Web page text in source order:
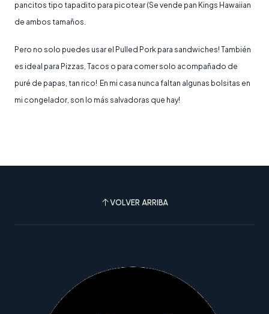
pancitos tipo tapadito para picotear (Se vende pan Kings Hawaiian
de ambos tamaños.
Pero no solo puedes usar el Pulled Pork para sandwiches! También
es ideal para Pizzas, Tacos o para comer solo acompañado de
puré de papas, tan rico! En mi casa nunca faltan algunas bolsitas en
mi congelador, son lo más salvadoras que hay!
VOLVER ARRIBA